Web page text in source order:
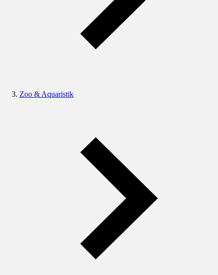
Zoo & Aquaristik